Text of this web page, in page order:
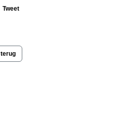
Tweet
terug